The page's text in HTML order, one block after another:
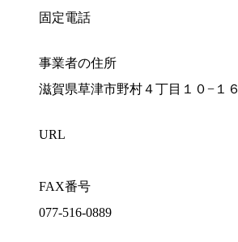
固定電話
事業者の住所
滋賀県草津市野村４丁目１０−１６
URL
FAX番号
077-516-0889